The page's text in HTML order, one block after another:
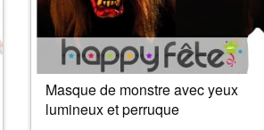
Masque de monstre avec yeux
lumineux et perruque